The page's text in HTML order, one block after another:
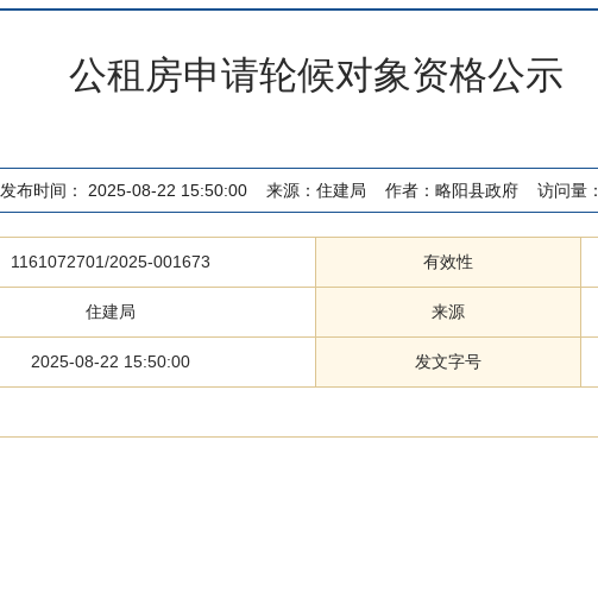
公租房申请轮候对象资格公示
发布时间： 2025-08-22 15:50:00 来源： 住建局 作者： 略阳县政府 访问量：
1161072701/2025-001673 有效性
住建局 来源
2025-08-22 15:50:00 发文字号